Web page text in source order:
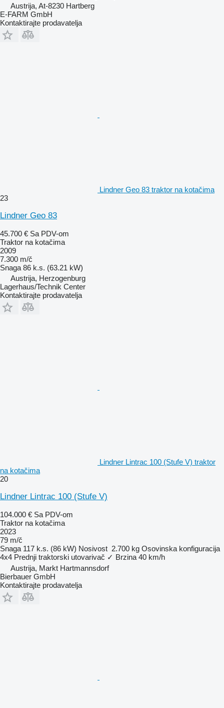
Austrija, At-8230 Hartberg
E-FARM GmbH
Kontaktirajte prodavatelja
Lindner Geo 83 traktor na kotačima
23
Lindner Geo 83
45.700 € Sa PDV-om
Traktor na kotačima
2009
7.300 m/č
Snaga 86 k.s. (63.21 kW)
Austrija, Herzogenburg
Lagerhaus/Technik Center
Kontaktirajte prodavatelja
Lindner Lintrac 100 (Stufe V) traktor
na kotačima
20
Lindner Lintrac 100 (Stufe V)
104.000 € Sa PDV-om
Traktor na kotačima
2023
79 m/č
Snaga 117 k.s. (86 kW) Nosivost 2.700 kg Osovinska konfiguracija
4x4 Prednji traktorski utovarivač ✓ Brzina 40 km/h
Austrija, Markt Hartmannsdorf
Bierbauer GmbH
Kontaktirajte prodavatelja